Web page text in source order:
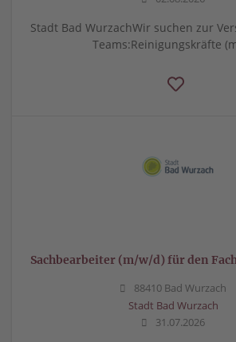
Stadt Bad WurzachWir suchen zur
Teams:Reinigungskräfte
Sachbearbeiter (m/w/d) für den
88410 Bad Wurzach
Stadt Bad Wurzach
31.07.2026